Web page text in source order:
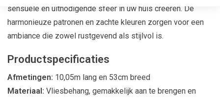
sensuele en uitnodigende sfeer in uw huis creëren. De
harmonieuze patronen en zachte kleuren zorgen voor een
ambiance die zowel rustgevend als stijlvol is.
Productspecificaties
Afmetingen: 10,05m lang en 53cm breed
Materiaal: Vliesbehang, gemakkelijk aan te brengen en